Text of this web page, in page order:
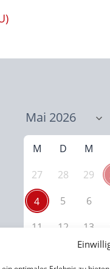
M D M
27
28 29
4
5 6
11
12 13